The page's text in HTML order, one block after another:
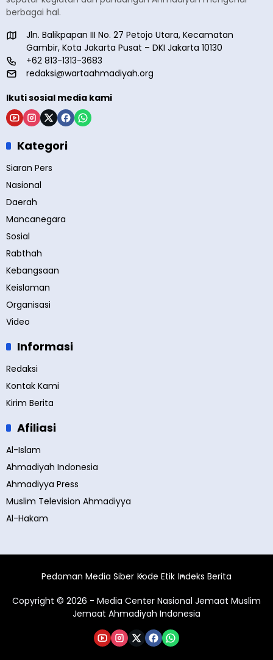
berbagai hal.
Jln. Balikpapan III No. 27 Petojo Utara, Kecamatan
Gambir, Kota Jakarta Pusat – DKI Jakarta 10130
+62 813-1313-3683
redaksi@wartaahmadiyah.org
Ikuti sosial media kami
Kategori
Siaran Pers
Nasional
Daerah
Mancanegara
Sosial
Rabthah
Kebangsaan
Keislaman
Organisasi
Video
Informasi
Redaksi
Kontak Kami
Kirim Berita
Afiliasi
Al-Islam
Ahmadiyah Indonesia
Ahmadiyya Press
Muslim Television Ahmadiyya
Al-Hakam
Pedoman Media Siber Kode Etik Indeks Berita
Copyright © 2026 - Media Center Nasional Jemaat Muslim
Jemaat Ahmadiyah Indonesia